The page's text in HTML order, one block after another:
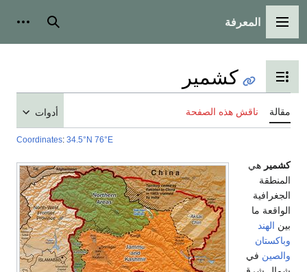
الرئيسية
المعرفة بحث أدوات
عرض جدول المحتويات
كشمير
ناقش هذه الصفحة
Coordinates : 34.5°N 76°E
هي
ما
الهند
في